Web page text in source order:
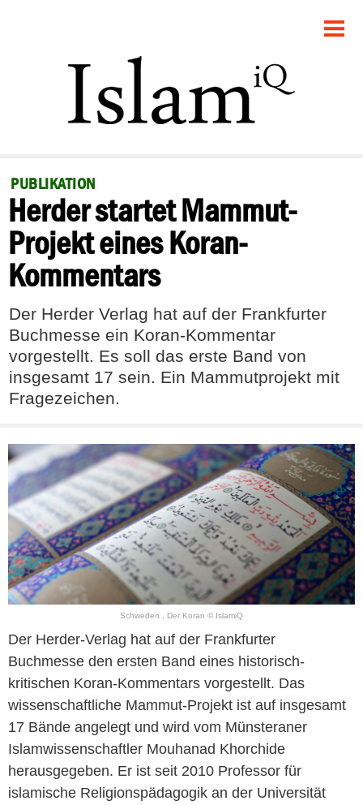
POLITIK
GESELLSCHAFT
RECHT
FEUILLETON
DEBATTE
PUBLIKATION
Herder startet Mammut-
Projekt eines Koran-
Kommentars
Der Herder Verlag hat auf der Frankfurter
Buchmesse ein Koran-Kommentar
vorgestellt. Es soll das erste Band von
insgesamt 17 sein. Ein Mammutprojekt mit
Fragezeichen.
Schweden , Der Koran © IslamiQ
Der Herder-Verlag hat auf der Frankfurter
Buchmesse den ersten Band eines historisch-
kritischen Koran-Kommentars vorgestellt. Das
wissenschaftliche Mammut-Projekt ist auf insgesamt
17 Bände angelegt und wird vom Münsteraner
Islamwissenschaftler Mouhanad Khorchide
herausgegeben. Er ist seit 2010 Professor für
islamische Religionspädagogik an der Universität